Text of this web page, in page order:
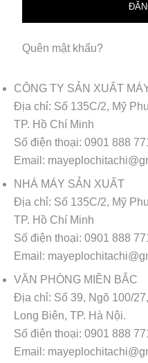
Quên mật khẩu?
CÔNG TY SẢN XUẤT
Địa chỉ: Số 135C/2, Mỹ
TP. Hồ Chí Minh
Số điện thoại: 0901 888
Email:
NHÁ MÁY SẢN XUẤT
Địa chỉ: Số 135C/2, Mỹ
TP. Hồ Chí Minh
Số điện thoại: 0901 888
Email:
VĂN PHÒNG MIỀN BẮC
Địa chỉ: Số 39, Ngõ 100/
Long Biên, TP. Hà Nội.
Số điện thoại: 0901 888
Email: